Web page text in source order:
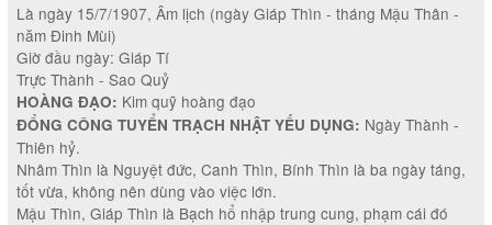
Là ngày 15/7/1907, Âm lịch (ngày Giáp Thìn - tháng Mậu Thân -
năm Đinh Mùi)
Giờ đầu ngày: Giáp Tí
Trực Thành - Sao Quỷ
HOÀNG ĐẠO: Kim quỹ hoàng đạo
ĐỔNG CÔNG TUYỂN TRẠCH NHẬT YẾU DỤNG: Ngày Thành -
Thiên hỷ.
Nhâm Thìn là Nguyệt đức, Canh Thìn, Bính Thìn là ba ngày táng,
tốt vừa, không nên dùng vào việc lớn.
Mậu Thìn, Giáp Thìn là Bạch hổ nhập trung cung, phạm cái đó